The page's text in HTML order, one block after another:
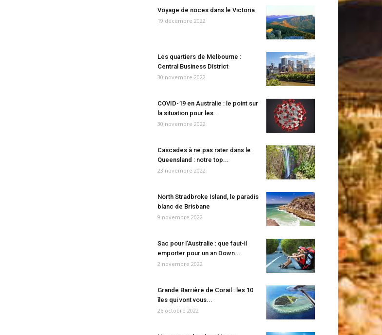
Voyage de noces dans le Victoria
19 décembre 2022
Les quartiers de Melbourne :
Central Business District
30 novembre 2022
COVID-19 en Australie : le point sur
la situation pour les...
30 novembre 2022
Cascades à ne pas rater dans le
Queensland : notre top...
23 novembre 2022
North Stradbroke Island, le paradis
blanc de Brisbane
9 novembre 2022
Sac pour l’Australie : que faut-il
emporter pour un an Down...
2 novembre 2022
Grande Barrière de Corail : les 10
îles qui vont vous...
26 octobre 2022